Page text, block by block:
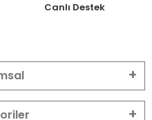
Canlı Destek